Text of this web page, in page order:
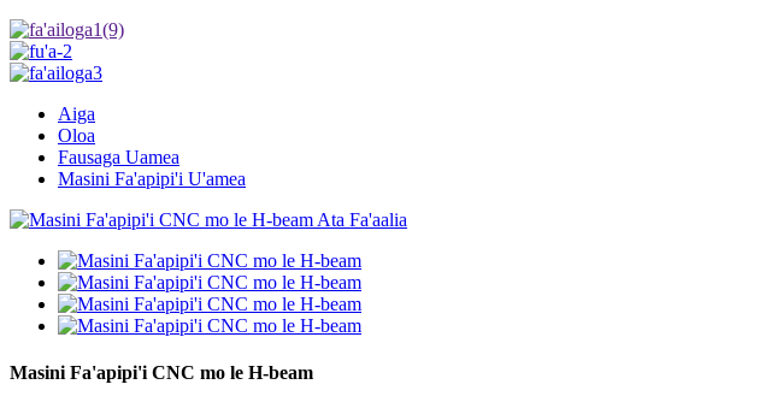
Aiga
Oloa
Fausaga Uamea
Masini Fa'apipi'i U'amea
Masini Fa'apipi'i CNC mo le H-beam